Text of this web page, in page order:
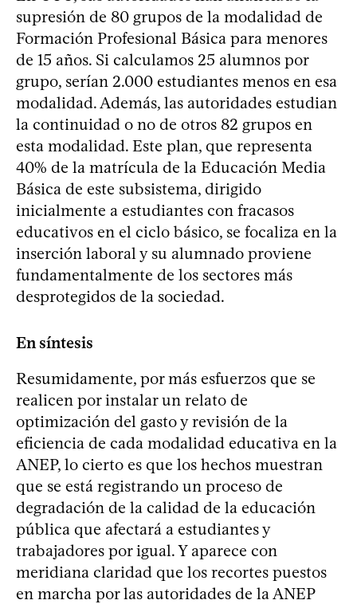
supresión de 80 grupos de la modalidad de
Formación Profesional Básica para menores
de 15 años. Si calculamos 25 alumnos por
grupo, serían 2.000 estudiantes menos en esa
modalidad. Además, las autoridades estudian
la continuidad o no de otros 82 grupos en
esta modalidad. Este plan, que representa
40% de la matrícula de la Educación Media
Básica de este subsistema, dirigido
inicialmente a estudiantes con fracasos
educativos en el ciclo básico, se focaliza en la
inserción laboral y su alumnado proviene
fundamentalmente de los sectores más
desprotegidos de la sociedad.
En síntesis
Resumidamente, por más esfuerzos que se
realicen por instalar un relato de
optimización del gasto y revisión de la
eficiencia de cada modalidad educativa en la
ANEP, lo cierto es que los hechos muestran
que se está registrando un proceso de
degradación de la calidad de la educación
pública que afectará a estudiantes y
trabajadores por igual. Y aparece con
meridiana claridad que los recortes puestos
en marcha por las autoridades de la ANEP